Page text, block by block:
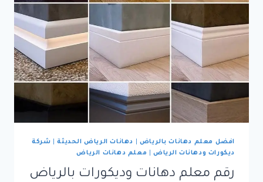
افضل معلم دهانات بالرياض دهانات الرياض الحديثة| شركة
ديكورات ودهانات الرياض
معلم دهانات الرياض
رقم معلم دهانات وديكورات بالرياض